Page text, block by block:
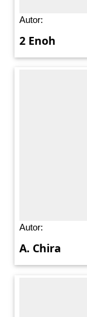
Autor:
2 Enoh
Autor:
A. Chira